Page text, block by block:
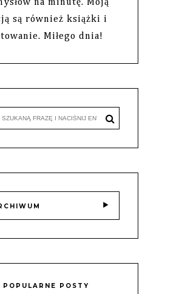
na minutę. Moją
są również książki i
Miłego dnia!
POPULARNE POSTY